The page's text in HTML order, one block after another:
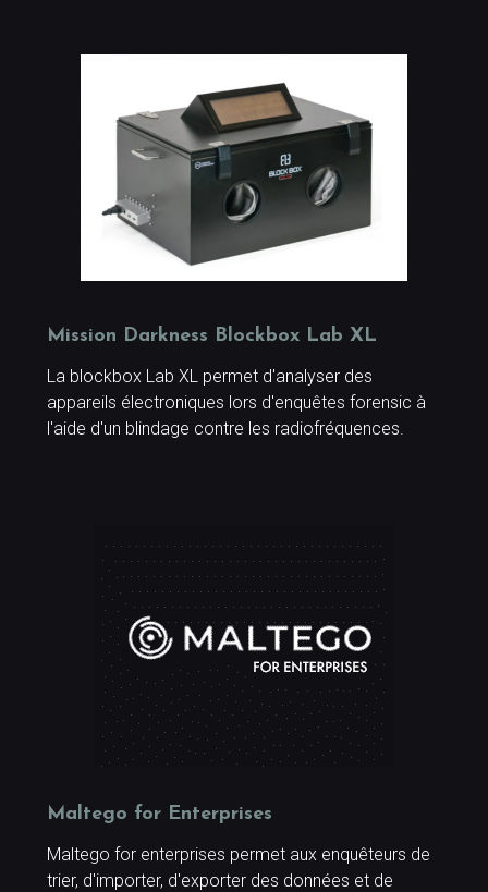
Mission Darkness Blockbox Lab XL
La blockbox Lab XL permet d'analyser des
appareils électroniques lors d'enquêtes forensic à
l'aide d'un blindage contre les radiofréquences.
Maltego for Enterprises
Maltego for enterprises permet aux enquêteurs de
trier, d'importer, d'exporter des données et de